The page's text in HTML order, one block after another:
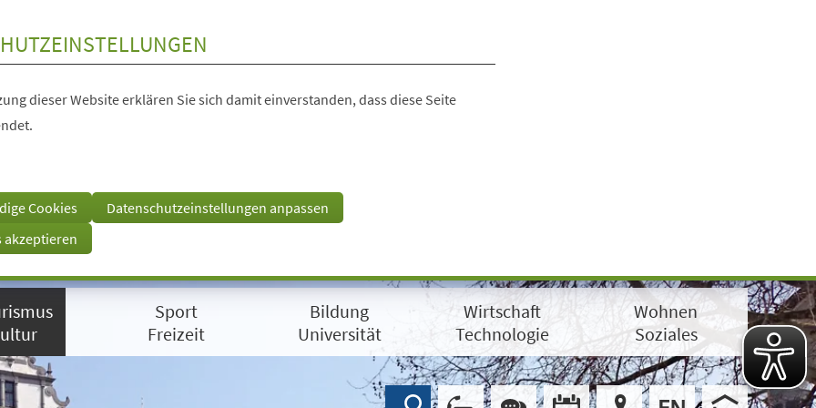
dieser Website erklären Sie sich damit einverstanden, dass diese Seite
Cookies
Datenschutzeinstellungen anpassen
akzeptieren
Sport
Freizeit
Bildung
Universität
Wirtschaft
Technologie
Wohnen
Soziales